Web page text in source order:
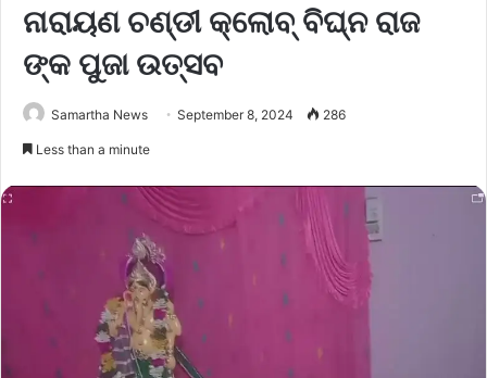
ନାରାୟଣ ଚଣ୍ଡୀ କ୍ଲୋବ୍ ବିଘ୍ନ ରାଜ
ଙ୍କ ପୁଜା ଉତ୍ସବ
Samartha News September 8, 2024 286
Less than a minute